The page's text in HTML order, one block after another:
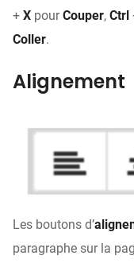
+ X pourCouper, Ctrl
Coller.
Alignement
Les boutons d’
paragraphe sur la